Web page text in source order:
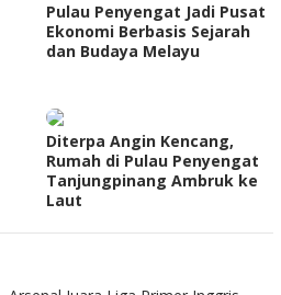
Pulau Penyengat Jadi Pusat
Ekonomi Berbasis Sejarah
dan Budaya Melayu
Diterpa Angin Kencang,
Rumah di Pulau Penyengat
Tanjungpinang Ambruk ke
Laut